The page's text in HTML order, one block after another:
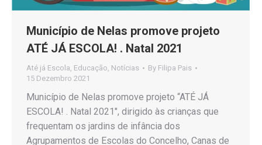
Município de Nelas promove projeto
ATÉ JÁ ESCOLA! . Natal 2021
Até já Escola Educação Notícias By Filipa Pais
15 Dezembro 2021
Município de Nelas promove projeto “ATÉ JÁ
ESCOLA! . Natal 2021″, dirigido às crianças que
frequentam os jardins de infância dos
Agrupamentos de Escolas do Concelho, Canas de